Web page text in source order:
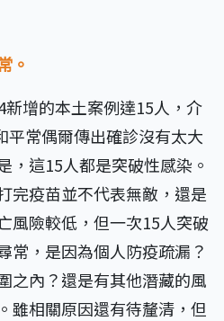
。
增的本土案例達15人，介
平常偶爾傳出確診沒有太大
，這15人都是突破性感染。
完疫苗並不代表無敵，還是
風險較低，但一次15人突破
常，是因為個人防疫疏漏？
之內？還是有其他潛藏的風
雖相關原因還有待釐清，但